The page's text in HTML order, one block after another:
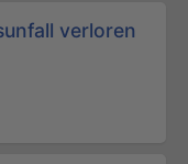
verloren